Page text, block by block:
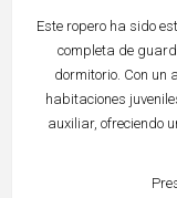
Este ropero ha sido
completa de
dormitorio. Con un
habitaciones
auxiliar, ofreciendo